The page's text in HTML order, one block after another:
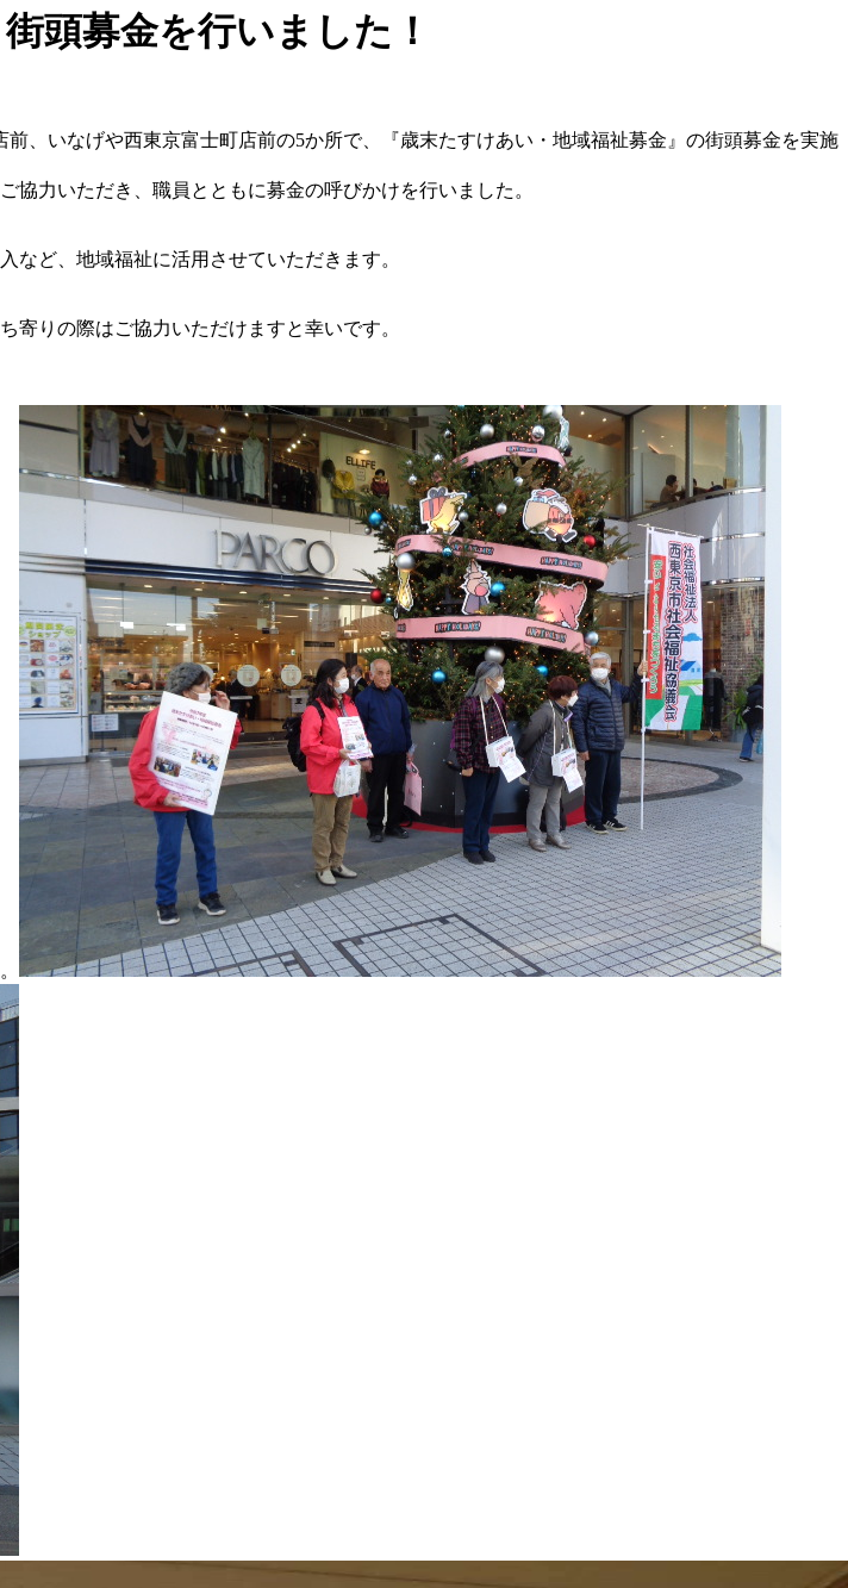
頭募金を行いました！
前、いなげや西東京富士町店前の5か所で、『歳末たすけあい・地域福祉募金』の街頭募金を実施
力いただき、職員とともに募金の呼びかけを行いました。
など、地域福祉に活用させていただきます。
寄りの際はご協力いただけますと幸いです。